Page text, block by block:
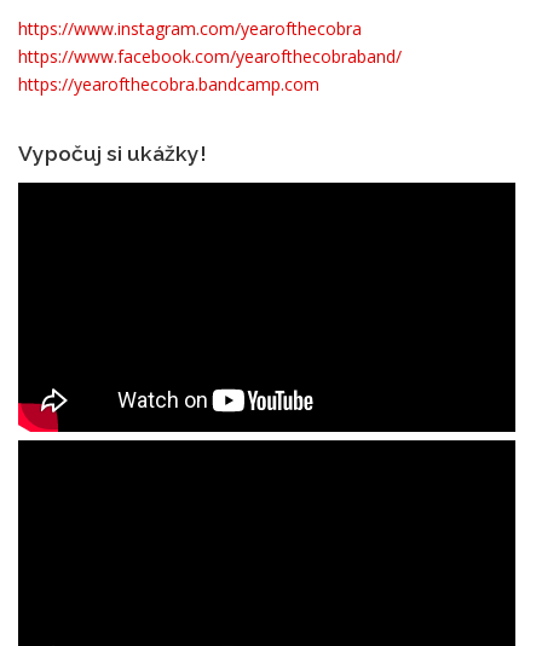
https://www.instagram.com/yearofthecobra
https://www.facebook.com/yearofthecobraband/
https://yearofthecobra.bandcamp.com
Vypočuj si ukážky!